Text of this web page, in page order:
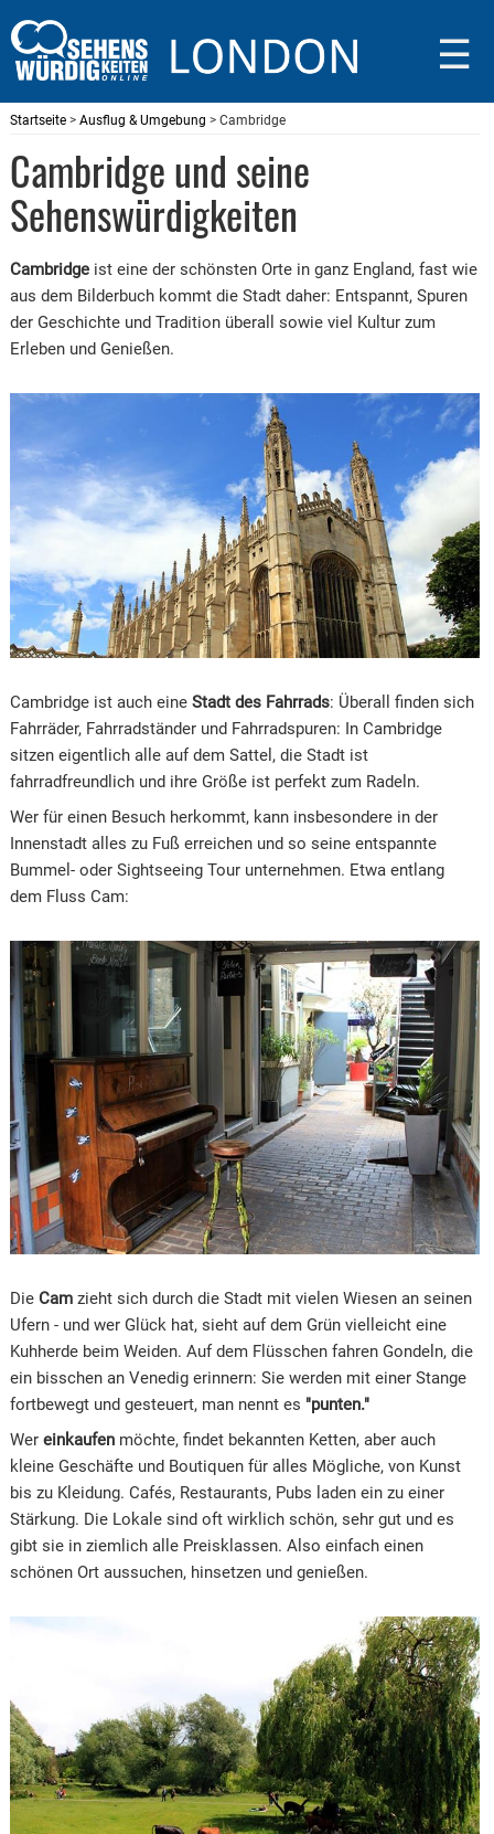
☰
Startseite> Ausflug & Umgebung > Cambridge
Cambridge und seine
Sehenswürdigkeiten
Cambridgeist eine der schönsten Orte in ganz England, fast wie
aus dem Bilderbuch kommt die Stadt daher: Entspannt, Spuren
der Geschichte und Tradition überall sowie viel Kultur zum
Erleben und Genießen.
Cambridge ist auch eine Stadt des Fahrrads: Überall finden sich
Fahrräder, Fahrradständer und Fahrradspuren: In Cambridge
sitzen eigentlich alle auf dem Sattel, die Stadt ist
fahrradfreundlich und ihre Größe ist perfekt zum Radeln.
Wer für einen Besuch herkommt, kann insbesondere in der
Innenstadt alles zu Fuß erreichen und so seine entspannte
Bummel- oder Sightseeing Tour unternehmen. Etwa entlang
dem Fluss Cam:
Die Camzieht sich durch die Stadt mit vielen Wiesen an seinen
Ufern - und wer Glück hat, sieht auf dem Grün vielleicht eine
Kuhherde beim Weiden. Auf dem Flüsschen fahren Gondeln, die
ein bisschen an Venedig erinnern: Sie werden mit einer Stange
fortbewegt und gesteuert, man nennt es "punten."
Wer einkaufenmöchte, findet bekannten Ketten, aber auch
kleine Geschäfte und Boutiquen für alles Mögliche, von Kunst
bis zu Kleidung. Cafés, Restaurants, Pubs laden ein zu einer
Stärkung. Die Lokale sind oft wirklich schön, sehr gut und es
gibt sie in ziemlich alle Preisklassen. Also einfach einen
schönen Ort aussuchen, hinsetzen und genießen.